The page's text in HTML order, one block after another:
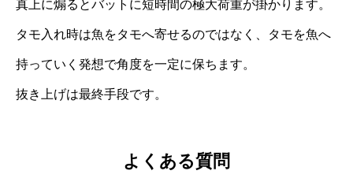
真上に煽るとバットに短時間の極大荷重が掛かります。
タモ入れ時は魚をタモへ寄せるのではなく、タモを魚へ
持っていく発想で角度を一定に保ちます。
抜き上げは最終手段です。
よくある質問